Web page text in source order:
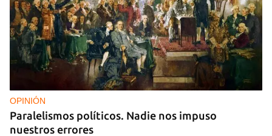
OPINIÓN
Paralelismos políticos. Nadie nos impuso
nuestros errores